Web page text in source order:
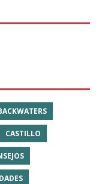
CASTILLO